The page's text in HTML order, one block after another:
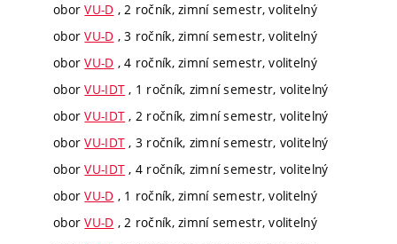
oborVU-D , 2 ročník, zimní semestr, volitelný
oborVU-D , 3 ročník, zimní semestr, volitelný
oborVU-D , 4 ročník, zimní semestr, volitelný
oborVU-IDT , 1 ročník, zimní semestr, volitelný
oborVU-IDT , 2 ročník, zimní semestr, volitelný
oborVU-IDT , 3 ročník, zimní semestr, volitelný
oborVU-IDT , 4 ročník, zimní semestr, volitelný
oborVU-D , 1 ročník, zimní semestr, volitelný
oborVU-D , 2 ročník, zimní semestr, volitelný